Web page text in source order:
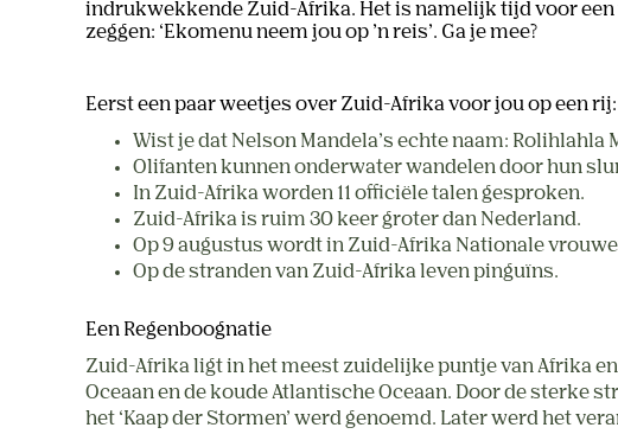
indrukwekkende Zuid-Afrika. Het is namelijk tijd voor een
zeggen: ‘Ekomenu neem jou op ’n reis’. Ga je mee?
Eerst een paar weetjes over Zuid-Afrika voor jou op een rij:
Wist je dat Nelson Mandela’s echte naam: Rolihlahla
Olifanten kunnen onderwater wandelen door hun
In Zuid-Afrika worden 11 officiële talen gesproken.
Zuid-Afrika is ruim 30 keer groter dan Nederland.
Op 9 augustus wordt in Zuid-Afrika Nationale
Op de stranden van Zuid-Afrika
Een Regenboognatie
Zuid-Afrika ligt in het meest zuidelijke puntje van Afrika en
Oceaan en de koude Atlantische Oceaan. Door de sterke
het ‘Kaap der Stormen’ werd genoemd. Later werd het